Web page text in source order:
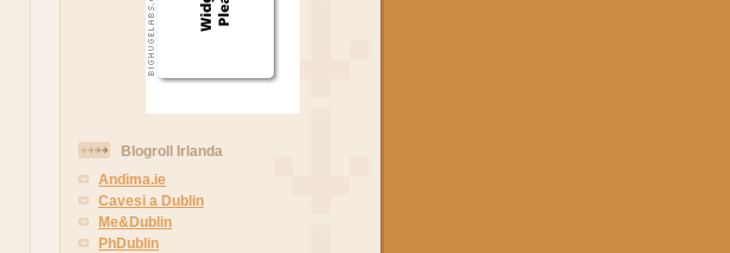
Blogroll Irlanda
Andima.ie
Cavesi a Dublin
Me&Dublin
PhDublin